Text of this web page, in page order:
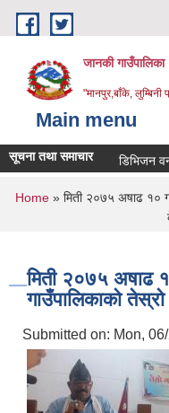
Skip to main content
जानकी गाउँपालिका
"मानपुर,बाँके,
Main menu
सूचना तथा समाचारडिभिजन वन
You are here
Home» मिती २०७५ अषाढ १०
मिती २०७५ अषाढ
गाउँपालिकाको
Submitted on: Mon,